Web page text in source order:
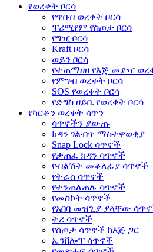
የወረቀት ቦርሳ
የጥበብ ወረቀት ቦርሳ
ፕሪሚየም የስጦታ ቦርሳ
የግዢ ቦርሳ
Kraft ቦርሳ
ወይን ቦርሳ
የተጠማዘዘ የእጅ መያዣ
የምግብ ወረቀት ቦርሳ
SOS የወረቀት ቦርሳ
የድግስ ዘይቤ የወረቀት ቦርሳ
የካርቶን ወረቀት ሳጥን
ሳጥኖችን ያውጡ
ክዳን ገልብጥ ማስተዋወቂያ
Snap Lock ሳጥኖች
የታጠፈ ክዳን ሳጥኖች
የብልሽት መቆለፊያ ሳጥኖች
የትራስ ሳጥኖች
የተንጠለጠሉ ሳጥኖች
የመስኮት ሳጥኖች
የአበባ መዝጊያ ያላቸው
ትሪ ሳጥኖች
የስጦታ ሳጥኖች ከእጅ ጋር
ኤንቨሎፕ ሳጥኖች